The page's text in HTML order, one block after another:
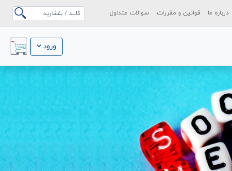
درباره ما قوانین و مقررات سوالات متداول
ورود